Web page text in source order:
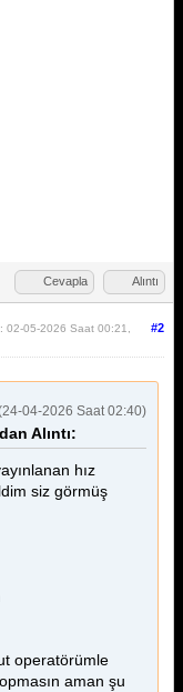
Cevapla Alıntı
#2
02-05-2026 Saat 00:21,
04-2026 Saat 02:40)
Alıntı:
hız
siz görmüş
operatörümle
aman şu